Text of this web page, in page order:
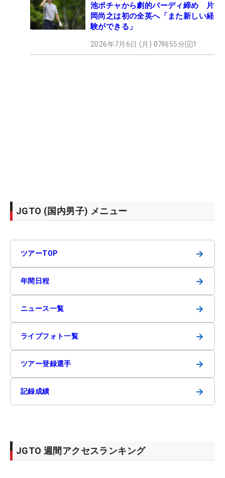
池ポチャから劇的バーディ締め 片
岡尚之は初の全英へ「また新しい経
験ができる」
2026年7月6日 (月) 07時55分 1
JGTO (国内男子) メニュー
ツアーTOP →
年間日程 →
ニュース一覧 →
ライブフォト一覧 →
ツアー登録選手 →
記録成績 →
JGTO 週間アクセスランキング